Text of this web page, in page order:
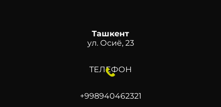
Ташкент
ул. Осиё, 23
ТЕЛЕФОН
+998940462321